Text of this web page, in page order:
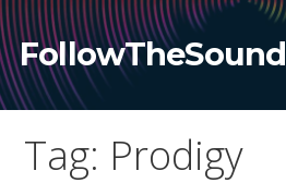
Skip
to
content
FollowTheSound
Tag: Prodigy